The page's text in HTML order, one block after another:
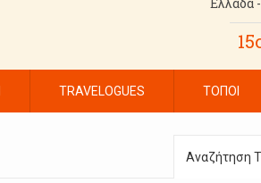
TRAVELOGUES ΤΟΠΟΙ
Αναζήτηση